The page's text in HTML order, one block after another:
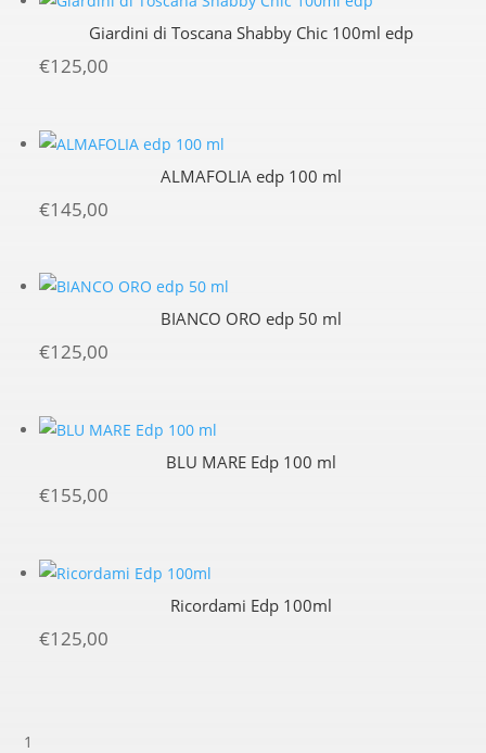
Giardini di Toscana Shabby Chic 100ml edp
€125,00
ALMAFOLIA edp 100 ml
€145,00
BIANCO ORO edp 50 ml
€125,00
BLU MARE Edp 100 ml
€155,00
Ricordami Edp 100ml
€125,00
1